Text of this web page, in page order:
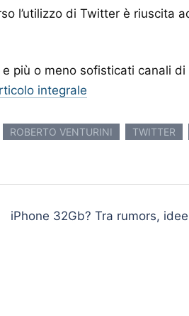
l’utilizzo di Twitter è riuscita
più o meno sofisticati canali
integrale
ROBERTO VENTURINI TWITTER
iPhone 32Gb? Tra rumors,